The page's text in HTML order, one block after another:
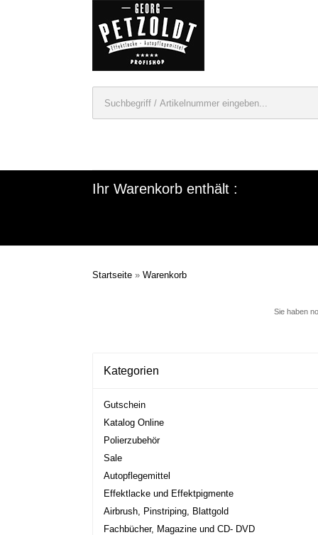
Ihr Warenkorb enthält :
Startseite » Warenkorb
Sie haben
Kategorien
Gutschein
Katalog Online
Polierzubehör
Sale
Autopflegemittel
Effektlacke und Effektpigmente
Airbrush, Pinstriping, Blattgold
Fachbücher, Magazine und CD- DVD